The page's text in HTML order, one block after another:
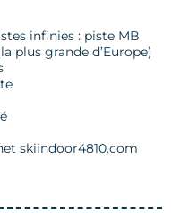
infinies : piste MB
plus grande d’Europe)
skiindoor4810.com